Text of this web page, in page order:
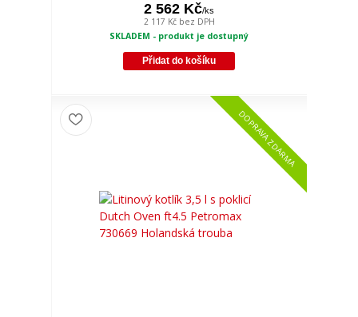
2 562 Kč/ks
2 117 Kč bez DPH
SKLADEM - produkt je dostupný
Přidat do košíku
DOPRAVA ZDARMA